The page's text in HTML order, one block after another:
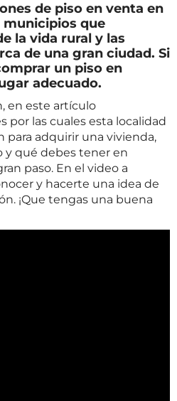
de piso en venta en
municipios que
la vida rural y las
de una gran ciudad. Si
un piso en
adecuado.
en este artículo
por las cuales esta localidad
para adquirir una vivienda,
y qué debes tener en
paso. En el video a
y hacerte una idea de
¡Que tengas una buena